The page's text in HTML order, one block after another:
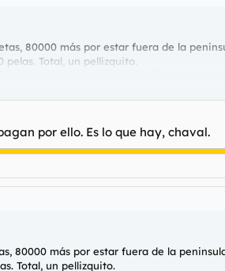
80000 más por estar fuera de la
pelas. Total, un pellizquito.
que quieren venir estaría
la Guaria Civil del País Vasco y dejáis
por ello. Es lo que hay, chaval.
80000 más por estar fuera de la
Total, un pellizquito.